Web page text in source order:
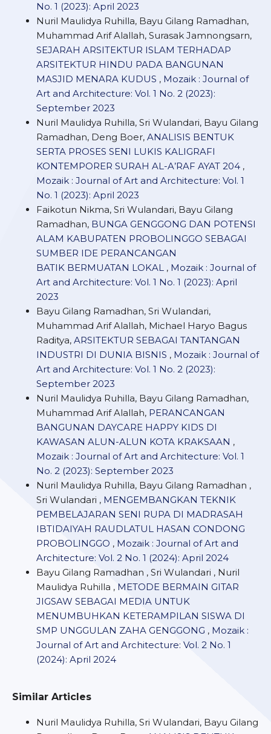
No. 1 (2023): April 2023
Nuril Maulidya Ruhilla, Bayu Gilang Ramadhan,
Muhammad Arif Alallah, Surasak Jamnongsarn,
SEJARAH ARSITEKTUR ISLAM TERHADAP
ARSITEKTUR HINDU PADA BANGUNAN
MASJID MENARA KUDUS , Mozaik : Journal of
Art and Architecture: Vol. 1 No. 2 (2023):
September 2023
Nuril Maulidya Ruhilla, Sri Wulandari, Bayu Gilang
Ramadhan, Deng Boer, ANALISIS BENTUK
SERTA PROSES SENI LUKIS KALIGRAFI
KONTEMPORER SURAH AL-A’RAF AYAT 204 ,
Mozaik : Journal of Art and Architecture: Vol. 1
No. 1 (2023): April 2023
Faikotun Nikma, Sri Wulandari, Bayu Gilang
Ramadhan, BUNGA GENGGONG DAN POTENSI
ALAM KABUPATEN PROBOLINGGO SEBAGAI
SUMBER IDE PERANCANGAN
BATIK BERMUATAN LOKAL , Mozaik : Journal of
Art and Architecture: Vol. 1 No. 1 (2023): April
2023
Bayu Gilang Ramadhan, Sri Wulandari,
Muhammad Arif Alallah, Michael Haryo Bagus
Raditya, ARSITEKTUR SEBAGAI TANTANGAN
INDUSTRI DI DUNIA BISNIS , Mozaik : Journal of
Art and Architecture: Vol. 1 No. 2 (2023):
September 2023
Nuril Maulidya Ruhilla, Bayu Gilang Ramadhan,
Muhammad Arif Alallah, PERANCANGAN
BANGUNAN DAYCARE HAPPY KIDS DI
KAWASAN ALUN-ALUN KOTA KRAKSAAN ,
Mozaik : Journal of Art and Architecture: Vol. 1
No. 2 (2023): September 2023
Nuril Maulidya Ruhilla, Bayu Gilang Ramadhan ,
Sri Wulandari , MENGEMBANGKAN TEKNIK
PEMBELAJARAN SENI RUPA DI MADRASAH
IBTIDAIYAH RAUDLATUL HASAN CONDONG
PROBOLINGGO , Mozaik : Journal of Art and
Architecture: Vol. 2 No. 1 (2024): April 2024
Bayu Gilang Ramadhan , Sri Wulandari , Nuril
Maulidya Ruhilla , METODE BERMAIN GITAR
JIGSAW SEBAGAI MEDIA UNTUK
MENUMBUHKAN KETERAMPILAN SISWA DI
SMP UNGGULAN ZAHA GENGGONG , Mozaik :
Journal of Art and Architecture: Vol. 2 No. 1
(2024): April 2024
Similar Articles
Nuril Maulidya Ruhilla, Sri Wulandari, Bayu Gilang